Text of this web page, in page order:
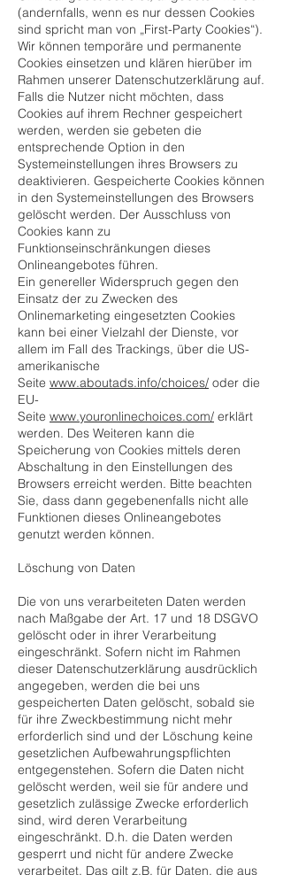
(andernfalls, wenn es nur dessen Cookies
sind spricht man von „First-Party Cookies“).
Wir können temporäre und permanente
Cookies einsetzen und klären hierüber im
Rahmen unserer Datenschutzerklärung auf.
Falls die Nutzer nicht möchten, dass
Cookies auf ihrem Rechner gespeichert
werden, werden sie gebeten die
entsprechende Option in den
Systemeinstellungen ihres Browsers zu
deaktivieren. Gespeicherte Cookies können
in den Systemeinstellungen des Browsers
gelöscht werden. Der Ausschluss von
Cookies kann zu
Funktionseinschränkungen dieses
Onlineangebotes führen.
Ein genereller Widerspruch gegen den
Einsatz der zu Zwecken des
Onlinemarketing eingesetzten Cookies
kann bei einer Vielzahl der Dienste, vor
allem im Fall des Trackings, über die US-
amerikanische
Seite www.aboutads.info/choices/ oder die
EU-
Seite www.youronlinechoices.com/ erklärt
werden. Des Weiteren kann die
Speicherung von Cookies mittels deren
Abschaltung in den Einstellungen des
Browsers erreicht werden. Bitte beachten
Sie, dass dann gegebenenfalls nicht alle
Funktionen dieses Onlineangebotes
genutzt werden können.
Löschung von Daten
Die von uns verarbeiteten Daten werden
nach Maßgabe der Art. 17 und 18 DSGVO
gelöscht oder in ihrer Verarbeitung
eingeschränkt. Sofern nicht im Rahmen
dieser Datenschutzerklärung ausdrücklich
angegeben, werden die bei uns
gespeicherten Daten gelöscht, sobald sie
für ihre Zweckbestimmung nicht mehr
erforderlich sind und der Löschung keine
gesetzlichen Aufbewahrungspflichten
entgegenstehen. Sofern die Daten nicht
gelöscht werden, weil sie für andere und
gesetzlich zulässige Zwecke erforderlich
sind, wird deren Verarbeitung
eingeschränkt. D.h. die Daten werden
gesperrt und nicht für andere Zwecke
verarbeitet. Das gilt z.B. für Daten, die aus